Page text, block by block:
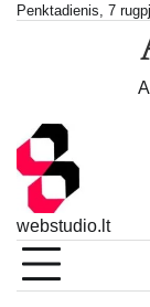
SkipPenktadienis, 7
webstudio.lt